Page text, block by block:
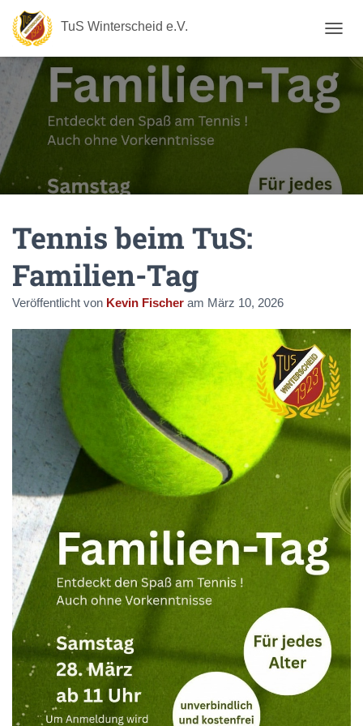
TuS Winterscheid e.V.
A
V
G
N
U
N
Tennis beim TuS:
Familien-Tag
Veröffentlicht von Kevin Fischer am März 10, 2026